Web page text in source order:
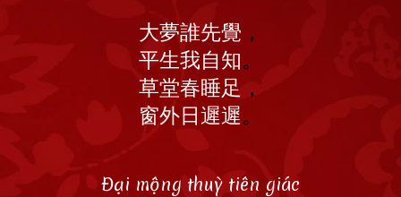
大夢誰先覺 ，
平生我自知。
草堂春睡足 ，
窗外日遲遲。
Đại mộng thuỳ tiên giác